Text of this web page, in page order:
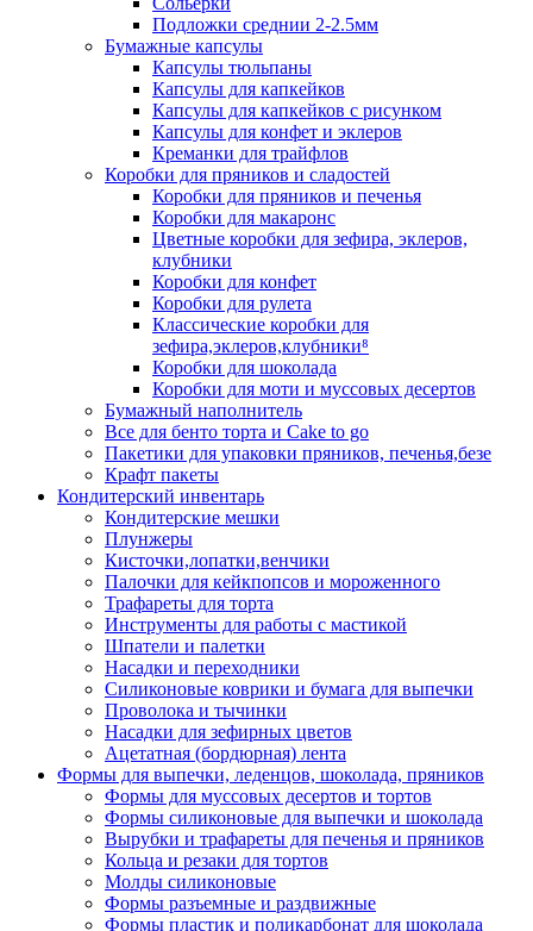
Подложки среднии 2-2.5мм
Бумажные капсулы
Капсулы тюльпаны
Капсулы для капкейков
Капсулы для капкейков с рисунком
Капсулы для конфет и эклеров
Креманки для трайфлов
Коробки для пряников и сладостей
Коробки для пряников и печенья
Коробки для макаронс
Цветные коробки для зефира, эклеров,
клубники
Коробки для конфет
Коробки для рулета
Классические коробки для
зефира,эклеров,клубники⁸
Коробки для шоколада
Коробки для моти и муссовых десертов
Бумажный наполнитель
Все для бенто торта и Cake to go
Пакетики для упаковки пряников, печенья,безе
Крафт пакеты
Кондитерский инвентарь
Кондитерские мешки
Плунжеры
Кисточки,лопатки,венчики
Палочки для кейкпопсов и мороженного
Трафареты для торта
Инструменты для работы с мастикой
Шпатели и палетки
Насадки и переходники
Силиконовые коврики и бумага для выпечки
Проволока и тычинки
Насадки для зефирных цветов
Ацетатная (бордюрная) лента
Формы для выпечки, леденцов, шоколада, пряников
Формы для муссовых десертов и тортов
Формы силиконовые для выпечки и шоколада
Вырубки и трафареты для печенья и пряников
Кольца и резаки для тортов
Молды силиконовые
Формы разъемные и раздвижные
Формы пластик и поликарбонат для шоколада